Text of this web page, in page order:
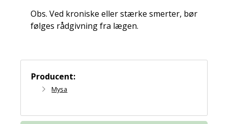
Obs. Ved kroniske eller stærke smerter, bør
følges rådgivning fra lægen.
Producent:
Mysa